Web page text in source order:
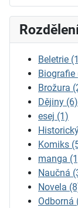
Beletrie
Biografie
Brožura
Dějiny (6)
esej (1)
Komiks
manga
Naučná
Novela
Odborná